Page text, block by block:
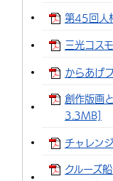
第45回人
三光コス
からあげ
創作版画
3.3MB]
チャレン
クルーズ